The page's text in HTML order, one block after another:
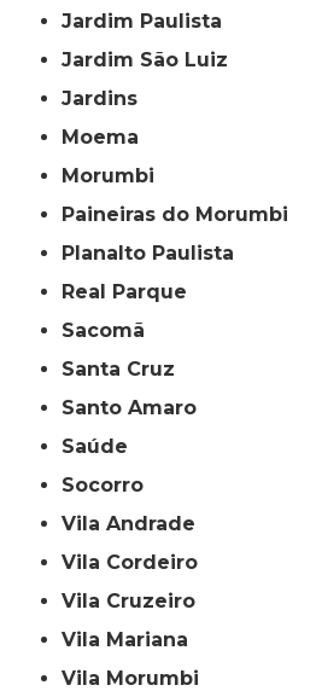
Jardim Paulista
Jardim São Luiz
Jardins
Moema
Morumbi
Paineiras do Morumbi
Planalto Paulista
Real Parque
Sacomã
Santa Cruz
Santo Amaro
Saúde
Socorro
Vila Andrade
Vila Cordeiro
Vila Cruzeiro
Vila Mariana
Vila Morumbi